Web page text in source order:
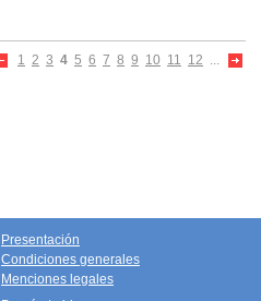
1 2 3 4 5 6 7 8 9 10 11 12 ...
Presentación
Condiciones generales
Menciones legales